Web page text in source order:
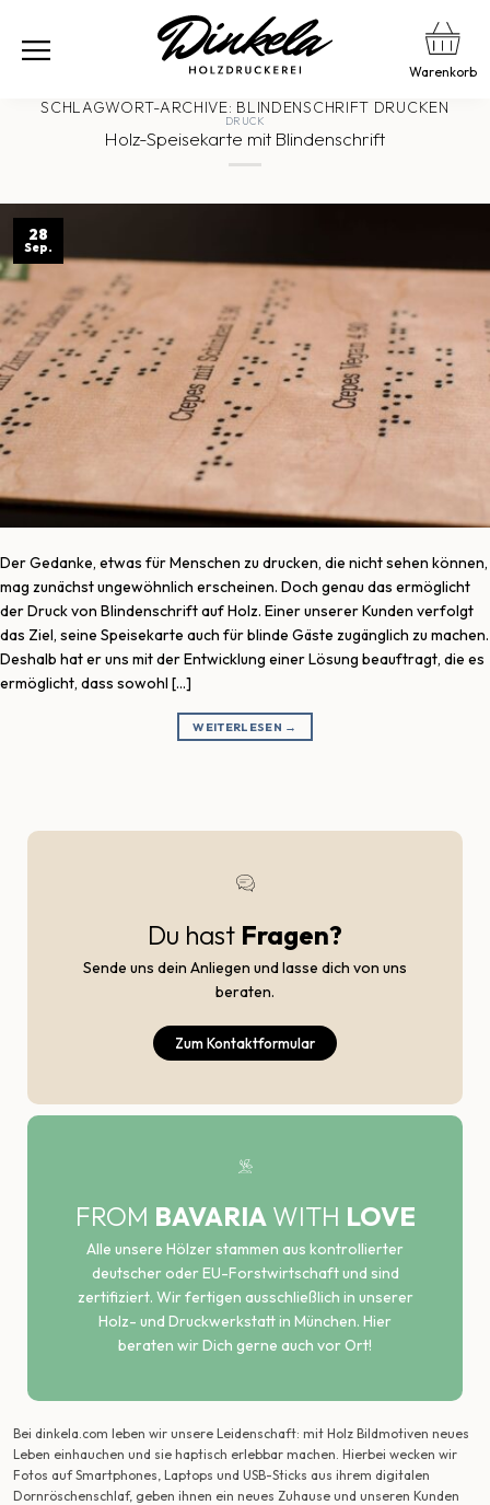
Warenkorb
SCHLAGWORT-ARCHIVE: BLINDENSCHRIFT DRUCKEN
DRUCK
Holz-Speisekarte mit Blindenschrift
28
Sep.
Der Gedanke, etwas für Menschen zu drucken, die nicht sehen können,
mag zunächst ungewöhnlich erscheinen. Doch genau das ermöglicht
der Druck von Blindenschrift auf Holz. Einer unserer Kunden verfolgt
das Ziel, seine Speisekarte auch für blinde Gäste zugänglich zu machen.
Deshalb hat er uns mit der Entwicklung einer Lösung beauftragt, die es
ermöglicht, dass sowohl […]
WEITERLESEN →
Du hast Fragen?
Sende uns dein Anliegen und lasse dich von uns
beraten.
Zum Kontaktformular
FROM BAVARIA WITH LOVE
Alle unsere Hölzer stammen aus kontrollierter
deutscher oder EU-Forstwirtschaft und sind
zertifiziert. Wir fertigen ausschließlich in unserer
Holz- und Druckwerkstatt in München. Hier
beraten wir Dich gerne auch vor Ort!
Bei dinkela.com leben wir unsere Leidenschaft: mit Holz Bildmotiven neues
Leben einhauchen und sie haptisch erlebbar machen. Hierbei wecken wir
Fotos auf Smartphones, Laptops und USB-Sticks aus ihrem digitalen
Dornröschenschlaf, geben ihnen ein neues Zuhause und unseren Kunden